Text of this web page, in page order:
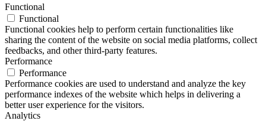
Functional
Functional
Functional cookies help to perform certain functionalities like
sharing the content of the website on social media platforms, collect
feedbacks, and other third-party features.
Performance
Performance
Performance cookies are used to understand and analyze the key
performance indexes of the website which helps in delivering a
better user experience for the visitors.
Analytics